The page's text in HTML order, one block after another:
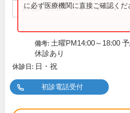
14:30～18:30 ● ● ●
に必ず医療機関に直接ご確認くだ
備考: 土曜PM14:00～18:00
休診あり
休診日: 日・祝
初診電話受付